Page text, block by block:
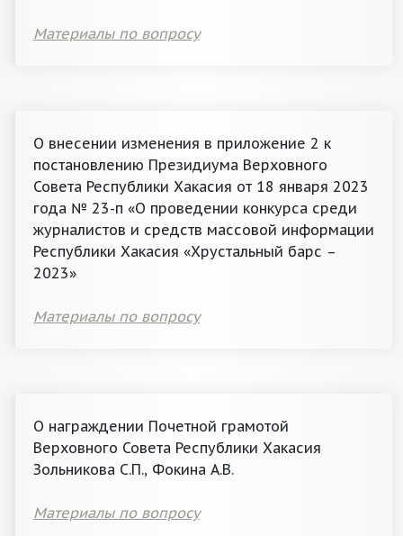
Материалы по вопросу
О внесении изменения в приложение 2 к
постановлению Президиума Верховного
Совета Республики Хакасия от 18 января 2023
года № 23-п «О проведении конкурса среди
журналистов и средств массовой информации
Республики Хакасия «Хрустальный барс –
2023»
Материалы по вопросу
О награждении Почетной грамотой
Верховного Совета Республики Хакасия
Зольникова С.П., Фокина А.В.
Материалы по вопросу